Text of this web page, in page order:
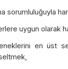
sorumluluğuyla
uygun olarak
en üst